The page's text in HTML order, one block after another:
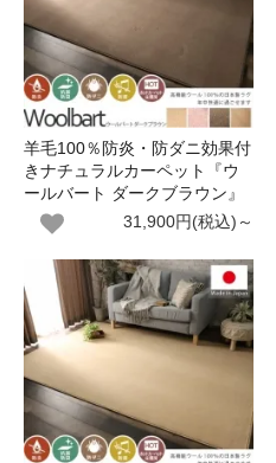
羊毛100％防炎・防ダニ効果付
きナチュラルカーペット『ウ
ールバート ダークブラウン』
31,900円(税込)～